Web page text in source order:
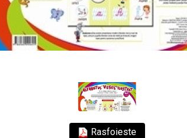
Rasfoieste